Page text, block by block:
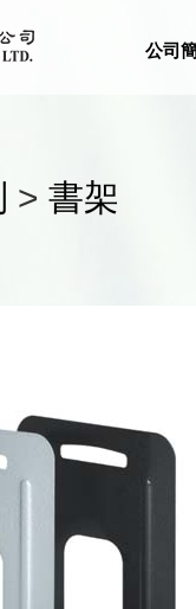
公司
> 書架